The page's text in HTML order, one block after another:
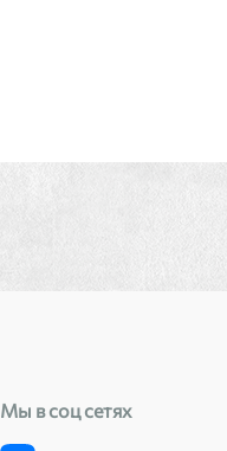
Мы в соц сетях